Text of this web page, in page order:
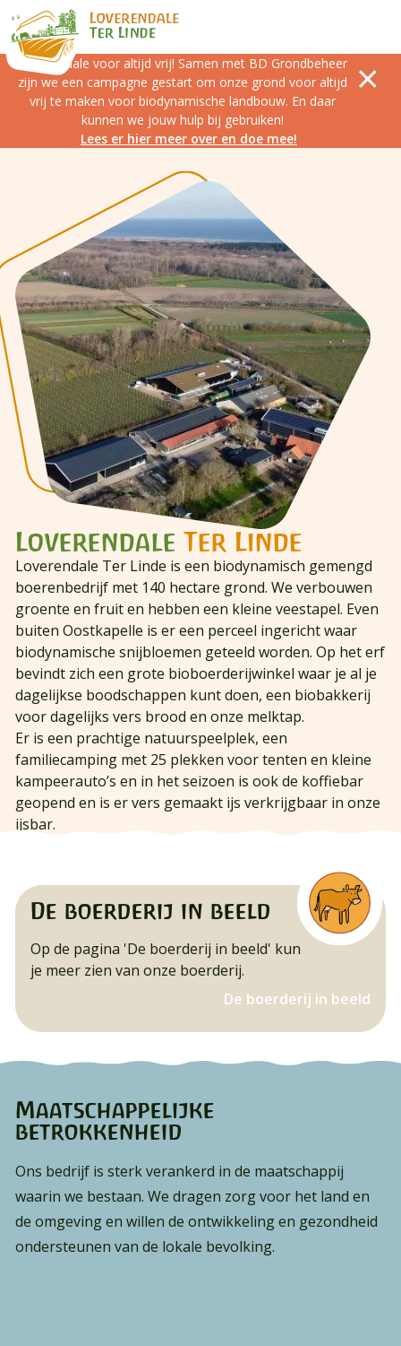
Loverendale voor altijd vrij! Samen met BD Grondbeheer
zijn we een campagne gestart om onze grond voor altijd
vrij te maken voor biodynamische landbouw. En daar
kunnen we jouw hulp bij gebruiken!
Lees er hier meer over en doe mee!
Loverendale Ter Linde
Loverendale Ter Linde is een biodynamisch gemengd
boerenbedrijf met 140 hectare grond. We verbouwen
groente en fruit en hebben een kleine veestapel. Even
buiten Oostkapelle is er een perceel ingericht waar
biodynamische snijbloemen geteeld worden. Op het erf
bevindt zich een grote bioboerderijwinkel waar je al je
dagelijkse boodschappen kunt doen, een biobakkerij
voor dagelijks vers brood en onze melktap.
Er is een prachtige natuurspeelplek, een
familiecamping met 25 plekken voor tenten en kleine
kampeerauto’s en in het seizoen is ook de koffiebar
geopend en is er vers gemaakt ijs verkrijgbaar in onze
ijsbar.
De boerderij in beeld
Op de pagina 'De boerderij in beeld' kun
je meer zien van onze boerderij.
De boerderij in beeld
Maatschappelijke
betrokkenheid
Ons bedrijf is sterk verankerd in de maatschappij
waarin we bestaan. We dragen zorg voor het land en
de omgeving en willen de ontwikkeling en gezondheid
ondersteunen van de lokale bevolking.